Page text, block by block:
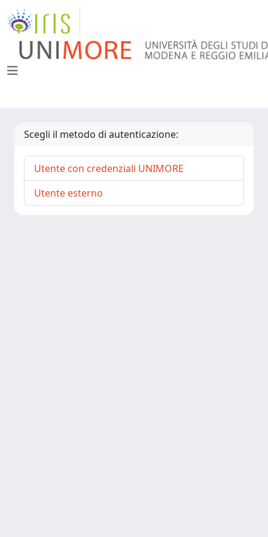
Scegli il metodo di autenticazione:
Utente con credenziali UNIMORE
Utente esterno